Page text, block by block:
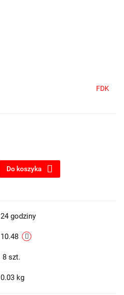
FDK
Do koszyka
24 godziny
10.48
8 szt.
0.03 kg